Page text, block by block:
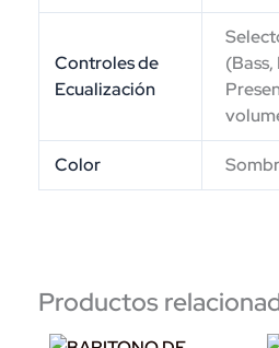
Controles de
Ecualización
Color
Productos